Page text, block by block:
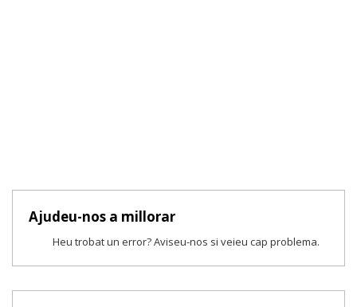
Ajudeu-nos a millorar
Heu trobat un error? Aviseu-nos si veieu cap problema.